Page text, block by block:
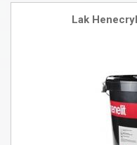
Lak